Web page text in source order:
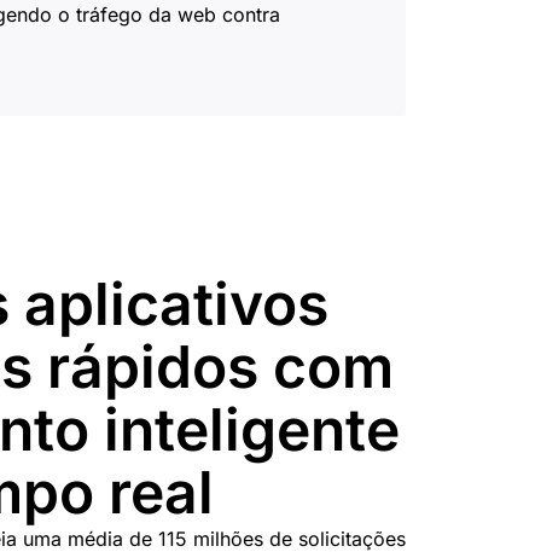
o tráfego da web contra
aplicativos
rápidos com
inteligente
real
uma média de 115 milhões de solicitações